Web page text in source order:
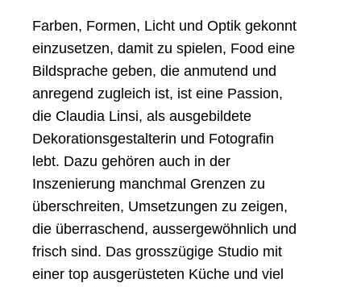
Home
Index
About
Videos
Farben, Formen, Licht und Optik gekonnt
einzusetzen, damit zu spielen, Food eine
Bildsprache geben, die anmutend und
anregend zugleich ist, ist eine Passion,
die Claudia Linsi, als ausgebildete
Dekorationsgestalterin und Fotografin
lebt. Dazu gehören auch in der
Inszenierung manchmal Grenzen zu
überschreiten, Umsetzungen zu zeigen,
die überraschend, aussergewöhnlich und
frisch sind. Das grosszügige Studio mit
einer top ausgerüsteten Küche und viel